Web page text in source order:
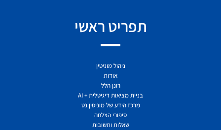
תפריט ראשי
ניהול מוניטין
אודות
רונן הלל
בניית מציאות דיגיטלית + AI
מרכז הידע של מוניטין נט
סיפורי הצלחה
שאלות ותשובות